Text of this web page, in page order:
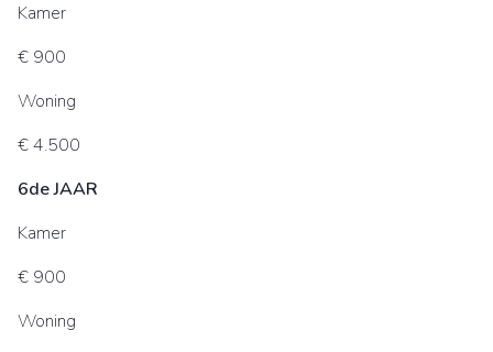
Kamer
€ 900
Woning
€ 4.500
6de JAAR
Kamer
€ 900
Woning